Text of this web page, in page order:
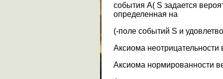
события A( S задается
определенная на
(-поле событий S и
Аксиома неотрицательности
Аксиома нормированности